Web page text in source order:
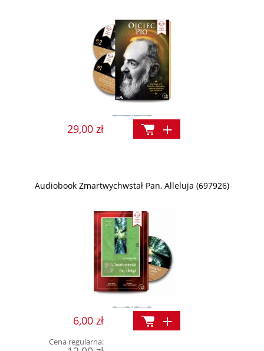
29,00 zł
Audiobook Zmartwychwstał Pan, Alleluja (697926)
6,00 zł
Cena regularna: